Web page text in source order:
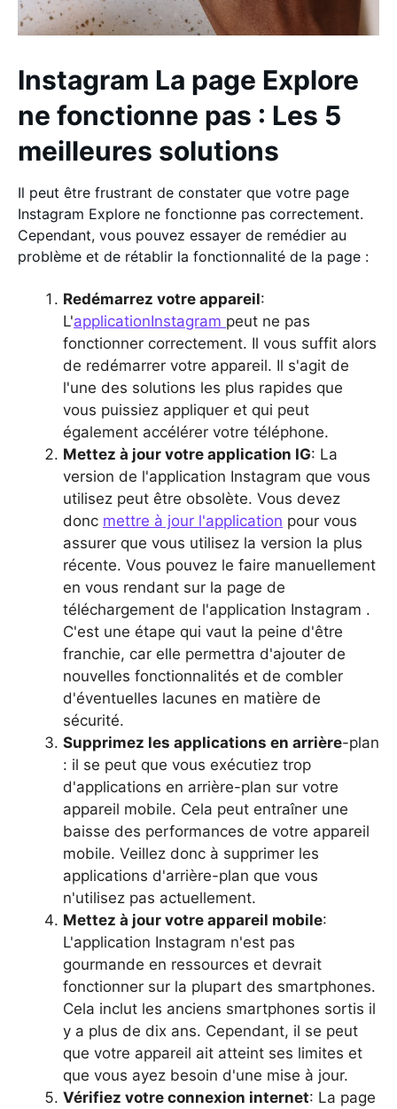
Instagram La page Explore
ne fonctionne pas : Les 5
meilleures solutions
Il peut être frustrant de constater que votre page
Instagram Explore ne fonctionne pas correctement.
Cependant, vous pouvez essayer de remédier au
problème et de rétablir la fonctionnalité de la page :
Redémarrez votre appareil:
L'applicationInstagram peut ne pas
fonctionner correctement. Il vous suffit alors
de redémarrer votre appareil. Il s'agit de
l'une des solutions les plus rapides que
vous puissiez appliquer et qui peut
également accélérer votre téléphone.
Mettez à jour votre application IG: La
version de l'application Instagram que vous
utilisez peut être obsolète. Vous devez
donc mettre à jour l'application pour vous
assurer que vous utilisez la version la plus
récente. Vous pouvez le faire manuellement
en vous rendant sur la page de
téléchargement de l'application Instagram .
C'est une étape qui vaut la peine d'être
franchie, car elle permettra d'ajouter de
nouvelles fonctionnalités et de combler
d'éventuelles lacunes en matière de
sécurité.
Supprimez les applications en arrière-plan
: il se peut que vous exécutiez trop
d'applications en arrière-plan sur votre
appareil mobile. Cela peut entraîner une
baisse des performances de votre appareil
mobile. Veillez donc à supprimer les
applications d'arrière-plan que vous
n'utilisez pas actuellement.
Mettez à jour votre appareil mobile:
L'application Instagram n'est pas
gourmande en ressources et devrait
fonctionner sur la plupart des smartphones.
Cela inclut les anciens smartphones sortis il
y a plus de dix ans. Cependant, il se peut
que votre appareil ait atteint ses limites et
que vous ayez besoin d'une mise à jour.
Vérifiez votre connexion internet: La page